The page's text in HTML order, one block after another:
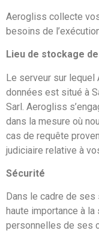
Aerogliss collecte
besoins de
Lieu de stockage
Le serveur sur
données est situé à
Sarl. Aerogliss
dans la mesure où
cas de requête
judiciaire relative à
Sécurité
Dans le cadre de
haute importance à
personnelles de ses